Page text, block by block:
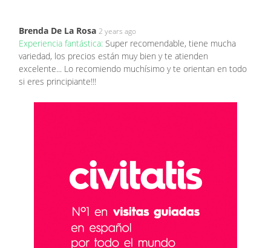
Brenda De La Rosa 2 years ago
Experiencia fantástica: Super recomendable, tiene mucha
variedad, los precios están muy bien y te atienden
excelente... Lo recomiendo muchísimo y te orientan en todo
si eres principiante!!!